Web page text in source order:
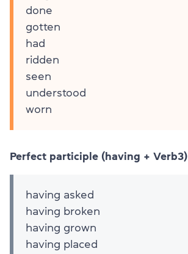
done
gotten
had
ridden
seen
understood
worn
Perfect participle (having + Verb3)
having asked
having broken
having grown
having placed